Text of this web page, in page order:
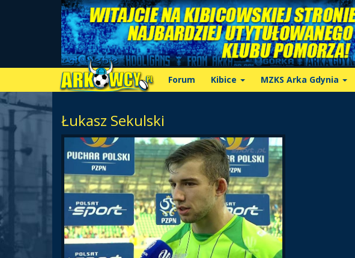
Forum Kibice MZKS Arka Gdynia
Łukasz Sekulski